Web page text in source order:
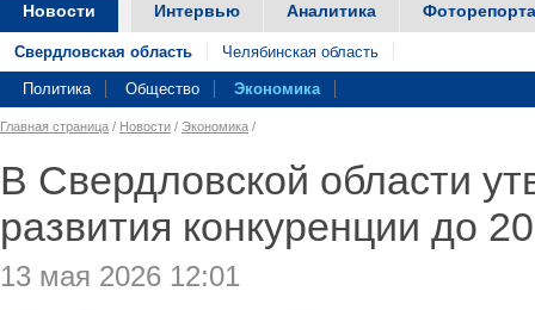
Новости Интервью Аналитика
Свердловская область Челябинская область
Политика Общество Экономика
Главная страница / Новости / Экономика /
В Свердловской области
развития конкуренции до
13 мая 2026 12:01